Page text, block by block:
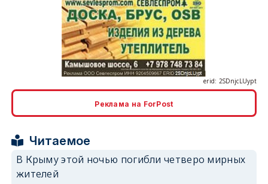
Реклама на ForPost
Читаемое
В Крыму этой ночью погибли четверо мирных
жителей